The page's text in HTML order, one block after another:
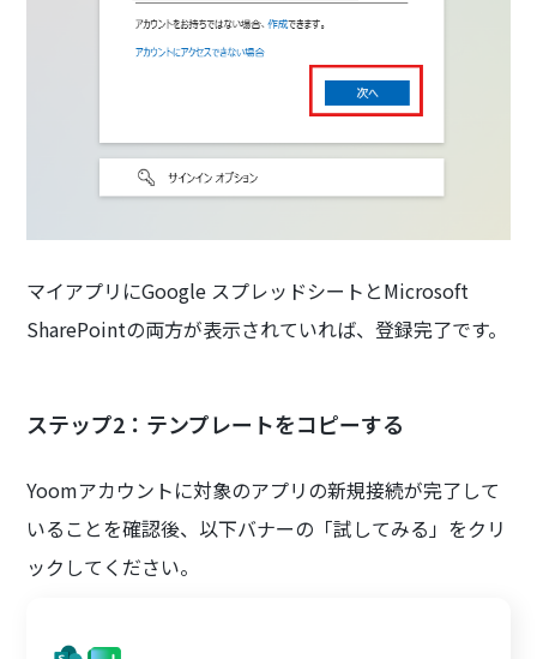
マイアプリにGoogle スプレッドシートとMicrosoft
SharePointの両方が表示されていれば、登録完了です。
ステップ2：テンプレートをコピーする
Yoomアカウントに対象のアプリの新規接続が完了して
いることを確認後、以下バナーの「試してみる」をクリ
ックしてください。